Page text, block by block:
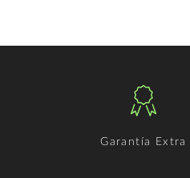
Garantía Extra